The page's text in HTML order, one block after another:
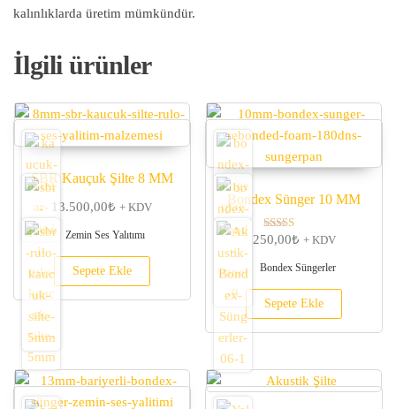
kalınlıklarda üretim mümkündür.
İlgili ürünler
SBR Kauçuk Şilte 8 MM
13.500,00₺ + KDV
Zemin Ses Yalıtımı
Sepete Ekle
Bondex Sünger 10 MM
5 üzerinden
oy aldı
250,00₺ + KDV
Bondex Süngerler
Sepete Ekle